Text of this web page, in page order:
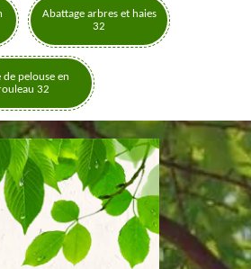
Abattage arbres et haies
32
de pelouse en
32